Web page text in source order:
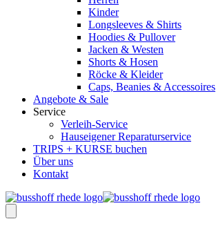
Kinder
Longsleeves & Shirts
Hoodies & Pullover
Jacken & Westen
Shorts & Hosen
Röcke & Kleider
Caps, Beanies & Accessoires
Angebote & Sale
Service
Verleih-Service
Hauseigener Reparaturservice
TRIPS + KURSE buchen
Über uns
Kontakt